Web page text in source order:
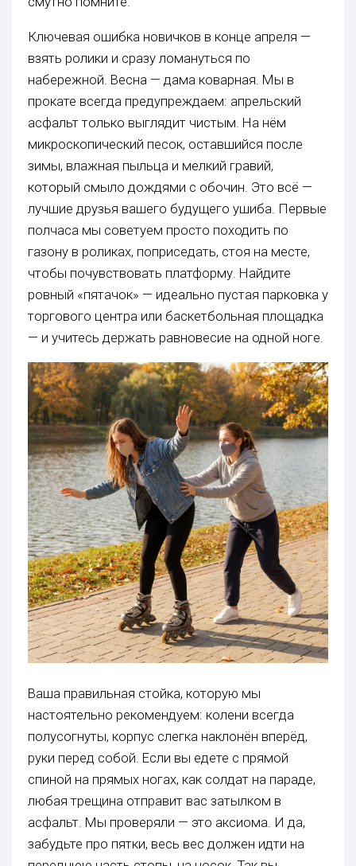
Ключевая ошибка новичков в конце апреля —
взять ролики и сразу ломануться по
набережной. Весна — дама коварная. Мы в
прокате всегда предупреждаем: апрельский
асфальт только выглядит чистым. На нём
микроскопический песок, оставшийся после
зимы, влажная пыльца и мелкий гравий,
который смыло дождями с обочин. Это всё —
лучшие друзья вашего будущего ушиба. Первые
полчаса мы советуем просто походить по
газону в роликах, поприседать, стоя на месте,
чтобы почувствовать платформу. Найдите
ровный «пятачок» — идеально пустая парковка у
торгового центра или баскетбольная площадка
— и учитесь держать равновесие на одной ноге.
Ваша правильная стойка, которую мы
настоятельно рекомендуем: колени всегда
полусогнуты, корпус слегка наклонён вперёд,
руки перед собой. Если вы едете с прямой
спиной на прямых ногах, как солдат на параде,
любая трещина отправит вас затылком в
асфальт. Мы проверяли — это аксиома. И да,
забудьте про пятки, весь вес должен идти на